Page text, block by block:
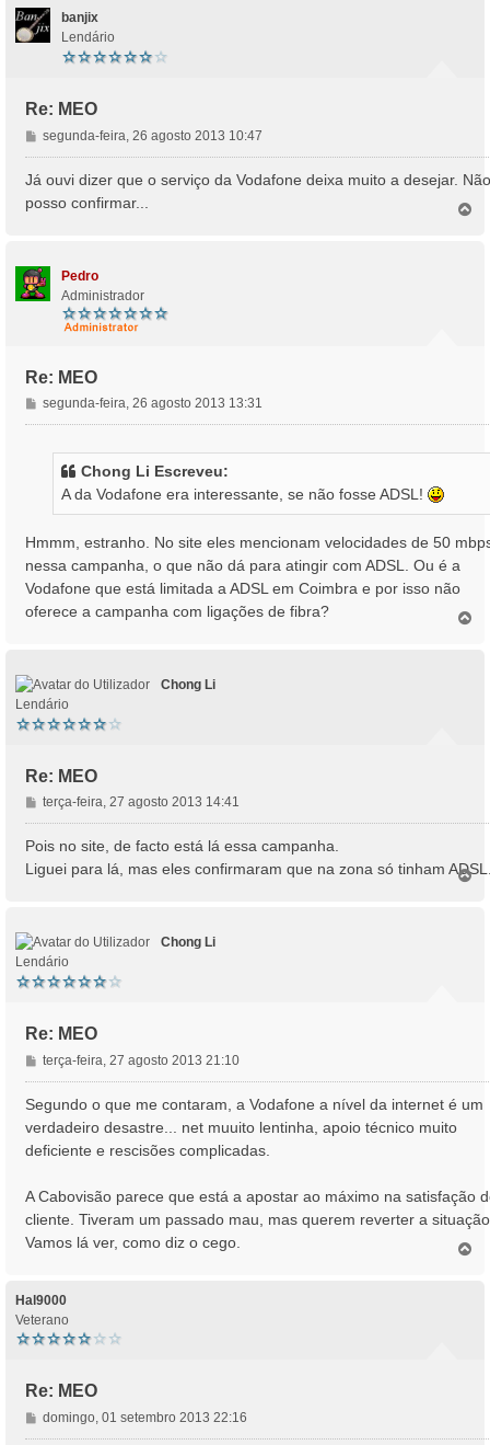
banjix
Lendário
Re: MEO
M
e
n
a
m
segunda-feira, 26 agosto 2013 10:47
Já ouvi dizer que o serviço da Vodafone deixa muito a desejar. Não
posso confirmar...
Pedro
Administrador
Re: MEO
M
e
m
segunda-feira, 26 agosto 2013 13:31
Chong Li Escreveu:
A da Vodafone era interessante, se não fosse ADSL!
Hmmm, estranho. No site eles mencionam velocidades de 50
nessa campanha, o que não dá para atingir com ADSL. Ou é a
Vodafone que está limitada a ADSL em Coimbra e por isso não
oferece a campanha com ligações de fibra?
Chong Li
Lendário
Re: MEO
M
e
n
a
m
terça-feira, 27 agosto 2013 14:41
Pois no site, de facto está lá essa campanha.
Liguei para lá, mas eles confirmaram que na zona só tinham
T
Chong Li
Lendário
Re: MEO
M
e
a
g
m
terça-feira, 27 agosto 2013 21:10
Segundo o que me contaram, a Vodafone a nível da internet é um
verdadeiro desastre... net muuito lentinha, apoio técnico muito
deficiente e rescisões complicadas.
A Cabovisão parece que está a apostar ao máximo na satisfação
cliente. Tiveram um passado mau, mas querem reverter a
Vamos lá ver, como diz o cego.
Hal9000
Veterano
Re: MEO
M
e
domingo, 01 setembro 2013 22:16